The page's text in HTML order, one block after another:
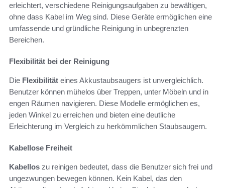
erleichtert, verschiedene Reinigungsaufgaben zu bewältigen,
ohne dass Kabel im Weg sind. Diese Geräte ermöglichen eine
umfassende und gründliche Reinigung in unbegrenzten
Bereichen.
Flexibilität bei der Reinigung
Die Flexibilität eines Akkustaubsaugers ist unvergleichlich.
Benutzer können mühelos über Treppen, unter Möbeln und in
engen Räumen navigieren. Diese Modelle ermöglichen es,
jeden Winkel zu erreichen und bieten eine deutliche
Erleichterung im Vergleich zu herkömmlichen Staubsaugern.
Kabellose Freiheit
Kabellos zu reinigen bedeutet, dass die Benutzer sich frei und
ungezwungen bewegen können. Kein Kabel, das den